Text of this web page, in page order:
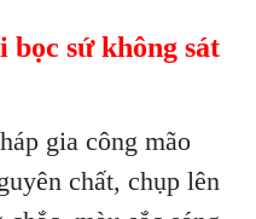
bọc sứ không sát
gia công mão
chất, chụp lên